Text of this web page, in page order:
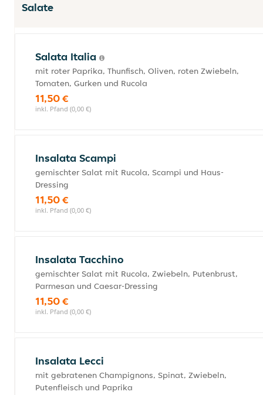
Salate
Salata Italia
mit roter Paprika, Thunfisch, Oliven, roten Zwiebeln,
Tomaten, Gurken und Rucola
11,50 €
inkl. Pfand (0,00 €)
Insalata Scampi
gemischter Salat mit Rucola, Scampi und Haus-
Dressing
11,50 €
inkl. Pfand (0,00 €)
Insalata Tacchino
gemischter Salat mit Rucola, Zwiebeln, Putenbrust,
Parmesan und Caesar-Dressing
11,50 €
inkl. Pfand (0,00 €)
Insalata Lecci
mit gebratenen Champignons, Spinat, Zwiebeln,
Putenfleisch und Paprika